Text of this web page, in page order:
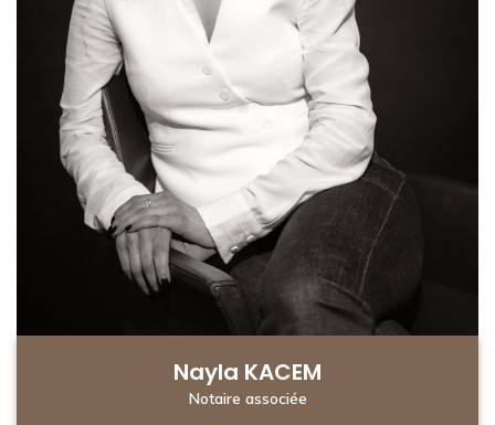
Nayla KACEM
Notaire associée